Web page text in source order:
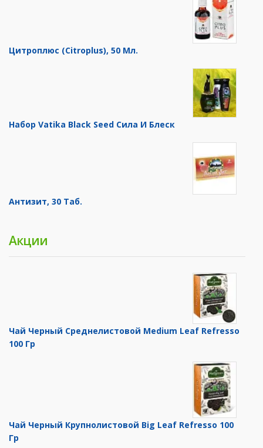
Цитроплюс (Citroplus), 50 Мл.
Набор Vatika Black Seed Сила И Блеск
Антизит, 30 Таб.
Акции
Чай Черный Среднелистовой Medium Leaf Refresso
100 Гр
Чай Черный Крупнолистовой Big Leaf Refresso 100
Гр